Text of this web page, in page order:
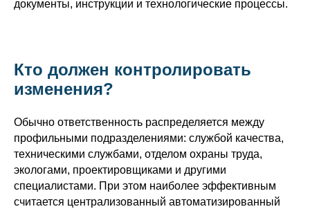
документы, инструкции и технологические процессы.
Кто должен контролировать
изменения?
Обычно ответственность распределяется между
профильными подразделениями: службой качества,
техническими службами, отделом охраны труда,
экологами, проектировщиками и другими
специалистами. При этом наиболее эффективным
считается централизованный автоматизированный